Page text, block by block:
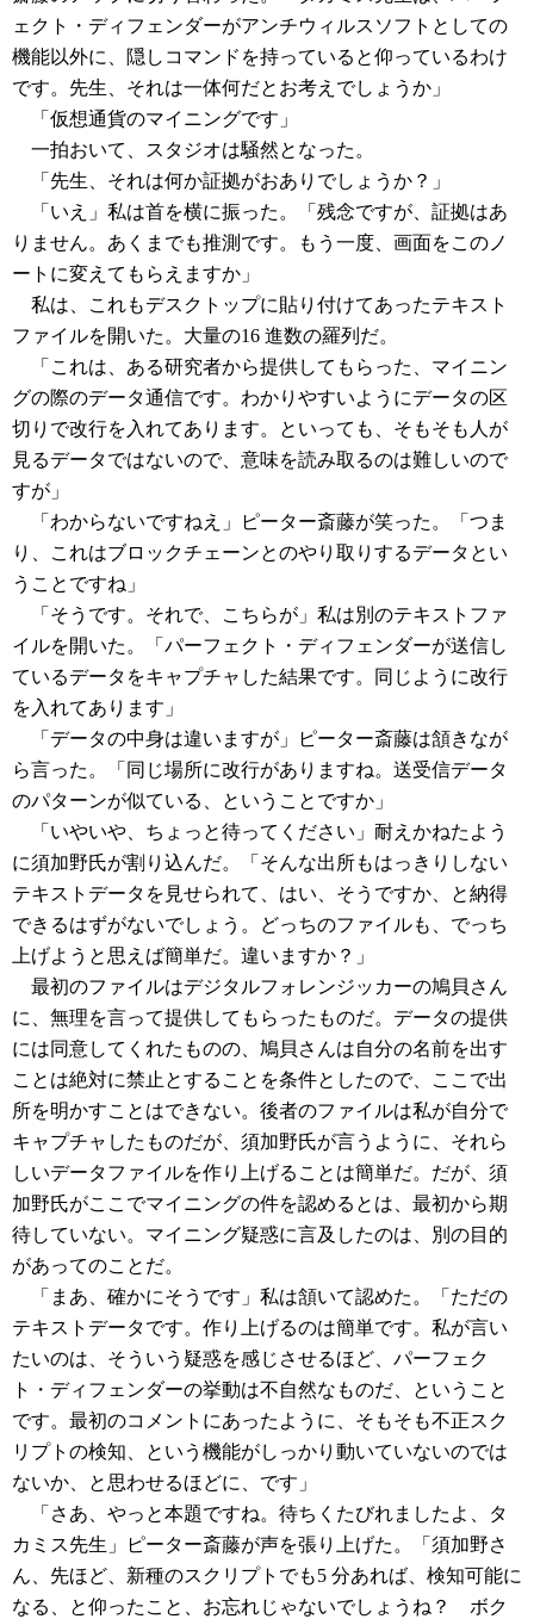
ェクト・ディフェンダーがアンチウィルスソフトとしての
機能以外に、隠しコマンドを持っていると仰っているわけ
です。先生、それは一体何だとお考えでしょうか」
「仮想通貨のマイニングです」
一拍おいて、スタジオは騒然となった。
「先生、それは何か証拠がおありでしょうか？」
「いえ」私は首を横に振った。「残念ですが、証拠はあ
りません。あくまでも推測です。もう一度、画面をこのノ
ートに変えてもらえますか」
私は、これもデスクトップに貼り付けてあったテキスト
ファイルを開いた。大量の16 進数の羅列だ。
「これは、ある研究者から提供してもらった、マイニン
グの際のデータ通信です。わかりやすいようにデータの区
切りで改行を入れてあります。といっても、そもそも人が
見るデータではないので、意味を読み取るのは難しいので
すが」
「わからないですねえ」ピーター斎藤が笑った。「つま
り、これはブロックチェーンとのやり取りするデータとい
うことですね」
「そうです。それで、こちらが」私は別のテキストファ
イルを開いた。「パーフェクト・ディフェンダーが送信し
ているデータをキャプチャした結果です。同じように改行
を入れてあります」
「データの中身は違いますが」ピーター斎藤は頷きなが
ら言った。「同じ場所に改行がありますね。送受信データ
のパターンが似ている、ということですか」
「いやいや、ちょっと待ってください」耐えかねたよう
に須加野氏が割り込んだ。「そんな出所もはっきりしない
テキストデータを見せられて、はい、そうですか、と納得
できるはずがないでしょう。どっちのファイルも、でっち
上げようと思えば簡単だ。違いますか？」
最初のファイルはデジタルフォレンジッカーの鳩貝さん
に、無理を言って提供してもらったものだ。データの提供
には同意してくれたものの、鳩貝さんは自分の名前を出す
ことは絶対に禁止とすることを条件としたので、ここで出
所を明かすことはできない。後者のファイルは私が自分で
キャプチャしたものだが、須加野氏が言うように、それら
しいデータファイルを作り上げることは簡単だ。だが、須
加野氏がここでマイニングの件を認めるとは、最初から期
待していない。マイニング疑惑に言及したのは、別の目的
があってのことだ。
「まあ、確かにそうです」私は頷いて認めた。「ただの
テキストデータです。作り上げるのは簡単です。私が言い
たいのは、そういう疑惑を感じさせるほど、パーフェク
ト・ディフェンダーの挙動は不自然なものだ、ということ
です。最初のコメントにあったように、そもそも不正スク
リプトの検知、という機能がしっかり動いていないのでは
ないか、と思わせるほどに、です」
「さあ、やっと本題ですね。待ちくたびれましたよ、タ
カミス先生」ピーター斎藤が声を張り上げた。「須加野さ
ん、先ほど、新種のスクリプトでも5 分あれば、検知可能に
なる、と仰ったこと、お忘れじゃないでしょうね？ ボク